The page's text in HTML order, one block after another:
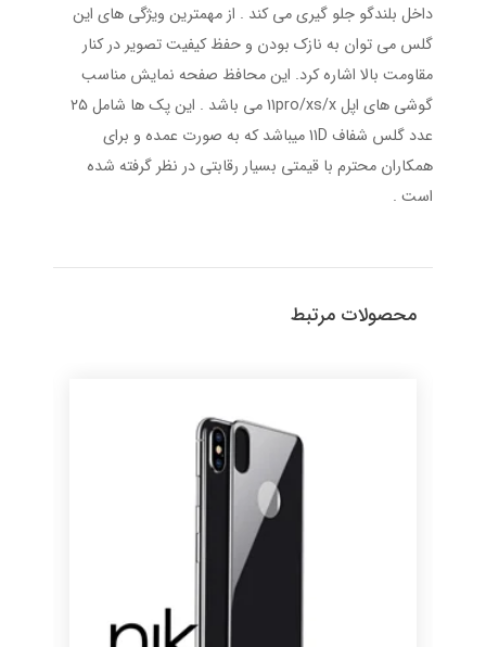
داخل بلندگو جلو گیری می کند . از مهمترین ویژگی های این
گلس می توان به نازک بودن و حفظ کیفیت تصویر در کنار
مقاومت بالا اشاره کرد. این محافظ صفحه نمایش مناسب
گوشی های اپل 11pro/xs/x می باشد . این پک ها شامل ۲۵
عدد گلس شفاف 11D میباشد که به صورت عمده و برای
همکاران محترم با قیمتی بسیار رقابتی در نظر گرفته شده
است .
محصولات مرتبط